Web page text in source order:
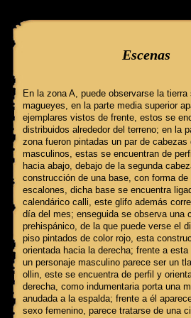
Escenas
En la zona A, puede observarse la tierra
magueyes, en la parte media superior
ejemplares vistos de frente, estos se
distribuidos alrededor del terreno; en la
zona fueron pintadas un par de cabezas
masculinos, estas se encuentran de
hacia abajo, debajo de la segunda
construcción de una base, con forma de
escalones, dicha base se encuentra
calendárico calli, este glifo además
día del mes; enseguida se observa una
prehispánico, de la que puede verse el
piso pintados de color rojo, esta
orientada hacia la derecha; frente a
un personaje masculino parece ser un
ollin, este se encuentra de perfil y
derecha, como indumentaria porta una
anudada a la espalda; frente a él
sexo femenino, parece tratarse de una